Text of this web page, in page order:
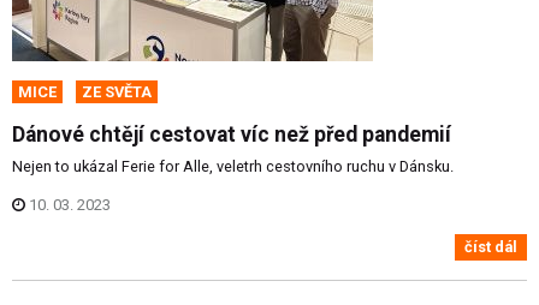
MICE ZE SVĚTA
Dánové chtějí cestovat víc než před pandemií
Nejen to ukázal Ferie for Alle, veletrh cestovního ruchu v Dánsku.
10. 03. 2023
číst dál